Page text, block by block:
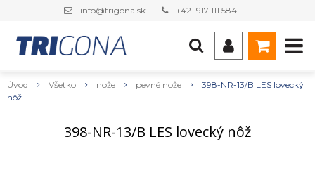
info@trigona.sk +421 917 111 584
Úvod Všetko nože pevné nože
398-NR-13/B LES lovecký
nôž
398-NR-13/B LES lovecký nôž